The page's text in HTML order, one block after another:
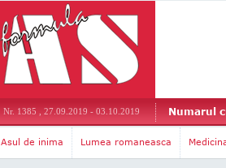
Nr. 1385 , 27.09.2019 - 03.10.2019 Numarul
Asul de inima Lumea romaneasca